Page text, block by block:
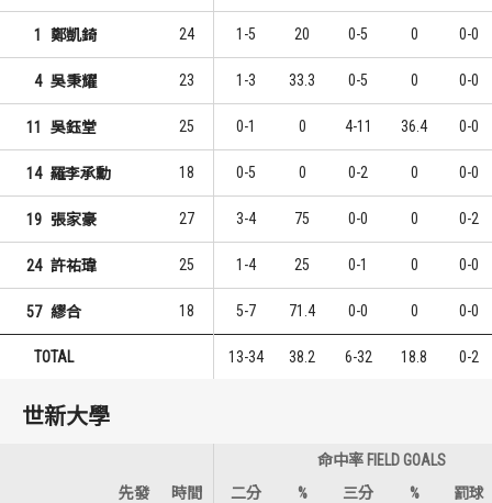
1 鄭凱錡 24 1-5 20 0-5 0 0-0
4 吳秉耀 23 1-3 33.3 0-5 0 0-0
11 吳鈺堂 25 0-1 0 4-11 36.4 0-0
14 羅李承勳 18 0-5 0 0-2 0 0-0
19 張家豪 27 3-4 75 0-0 0 0-2
24 許祐瑋 25 1-4 25 0-1 0 0-0
57 繆合 18 5-7 71.4 0-0 0 0-0
TOTAL 13-34 38.2 6-32 18.8 0-2
世新大學
命中率 FIELD GOALS
先發
時間 二分 % 三分 %
罰球